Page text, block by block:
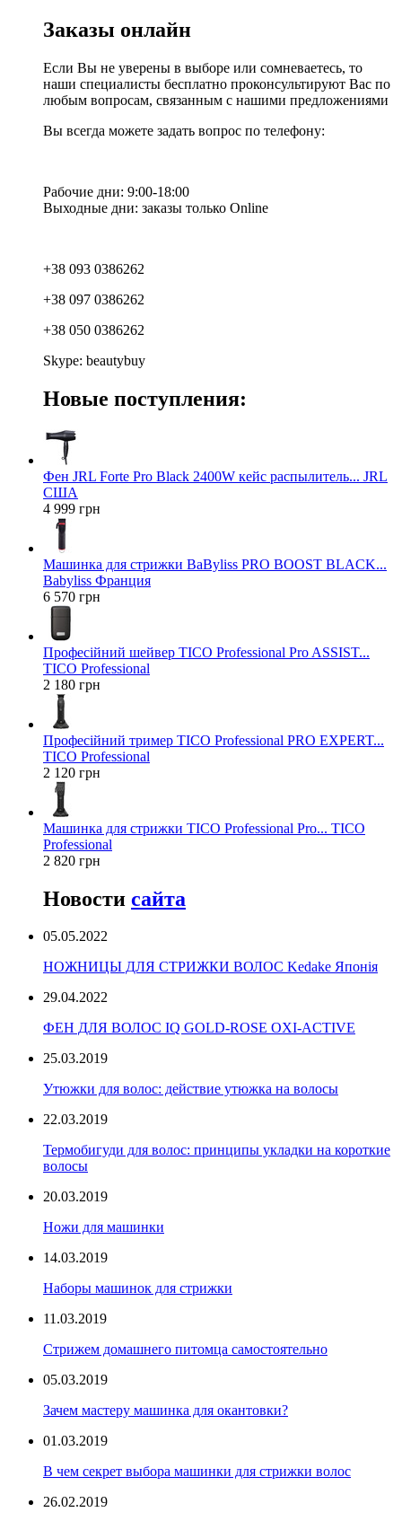
Заказы онлайн
Если Вы не уверены в выборе или сомневаетесь, то
наши специалисты бесплатно проконсультируют Вас по
любым вопросам, связанным с нашими предложениями
Вы всегда можете задать вопрос по телефону:
Рабочие дни: 9:00-18:00
Выходные дни: заказы только Online
+38 093 0386262
+38 097 0386262
+38 050 0386262
Skype: beautybuy
Новые поступления:
Фен JRL Forte Pro Black 2400W кейс распылитель... JRL
США
4 999 грн
Машинка для стрижки BaByliss PRO BOOST BLACK...
Babyliss Франция
6 570 грн
Професійний шейвер TICO Professional Pro ASSIST...
TICO Professional
2 180 грн
Професійний тример TICO Professional PRO EXPERT...
TICO Professional
2 120 грн
Машинка для стрижки TICO Professional Pro... TICO
Professional
2 820 грн
Новости сайта
05.05.2022
НОЖНИЦЫ ДЛЯ СТРИЖКИ ВОЛОС Kedake Японія
29.04.2022
ФЕН ДЛЯ ВОЛОС IQ GOLD-ROSE OXI-ACTIVE
25.03.2019
Утюжки для волос: действие утюжка на волосы
22.03.2019
Термобигуди для волос: принципы укладки на короткие
волосы
20.03.2019
Ножи для машинки
14.03.2019
Наборы машинок для стрижки
11.03.2019
Стрижем домашнего питомца самостоятельно
05.03.2019
Зачем мастеру машинка для окантовки?
01.03.2019
В чем секрет выбора машинки для стрижки волос
26.02.2019